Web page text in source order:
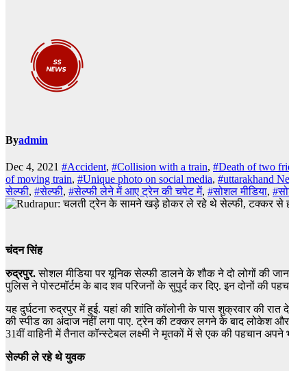
Byadmin
Dec 4, 2021 #Accident, #Collision with a train, #Death of two
of moving train, #Unique photo on social media, #uttarakhand
सेल्फी, #सेल्फी, #सेल्फी लेने में आए ट्रेन की चपेट में, #सोशल मीडिया,
चंदन सिंह
रुद्रपुर.सोशल मीडिया पर यूनिक सेल्फी डालने के शौक ने दो लोगों की
पुलिस ने पोस्टमॉर्टम के बाद शव परिजनों के सुपुर्द कर दिए. इन दोनों की
यह दुर्घटना रुद्रपुर में हुई. यहां की शांति कॉलोनी के पास शुक्रवार की
की स्पीड का अंदाज नहीं लगा पाए. ट्रेन की टक्कर लगने के बाद लोकेश
31वीं वाहिनी में तैनात कॉन्स्टेबल लक्ष्मी ने मृतकों में से एक की पहचान
सेल्फी ले रहे थे युवक